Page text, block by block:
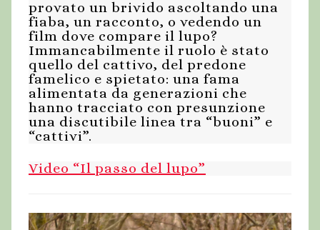
provato un brivido ascoltando una
fiaba, un racconto, o vedendo un
film dove compare il lupo?
Immancabilmente il ruolo è stato
quello del cattivo, del predone
famelico e spietato: una fama
alimentata da generazioni che
hanno tracciato con presunzione
una discutibile linea tra “buoni” e
“cattivi”.
Video “Il passo del lupo”